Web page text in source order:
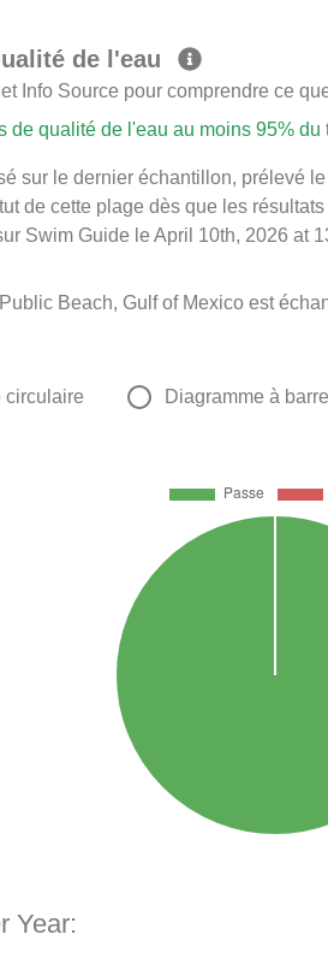
de l'eau
Info Source pour comprendre ce
de qualité de l'eau au moins 95% du
sur le dernier échantillon, prélevé
de cette plage dès que les
Swim Guide le April 10th, 2026 at
Beach, Gulf of Mexico est
circulaire Diagramme à
Year: